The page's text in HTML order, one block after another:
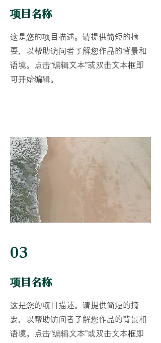
项目名称
这是您的项目描述。请提供简短的摘
要，以帮助访问者了解您作品的背景和
语境。点击“编辑文本”或双击文本框即
可开始编辑。
03
项目名称
这是您的项目描述。请提供简短的摘
要，以帮助访问者了解您作品的背景和
语境。点击“编辑文本”或双击文本框即